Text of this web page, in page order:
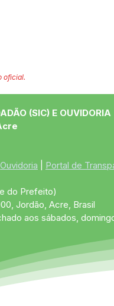
oficial.
(SIC) E OUVIDORIA
Ouvidoria Portal de
do Prefeito)
Jordão, Acre, Brasil
aos sábados,